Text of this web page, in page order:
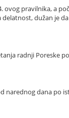
pravilnika, a
dužan je
radnji Poreske
narednog dana po